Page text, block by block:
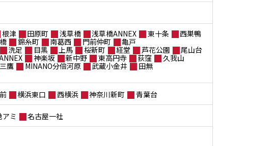
根津 田原町 浅草橋 浅草橋ANNEX 東十条
西巣鴨
錦糸町 南葛西 門前仲町
亀戸
洗足 目黒 上馬 桜新町 経堂 芦花公園
尾山台
神楽坂 新中野 東高円寺 荻窪
久我山
三鷹 MINANO分倍河原 武蔵小金井
田無
横浜東口 西横浜 神奈川新町 青葉台
ミ 名古屋一社